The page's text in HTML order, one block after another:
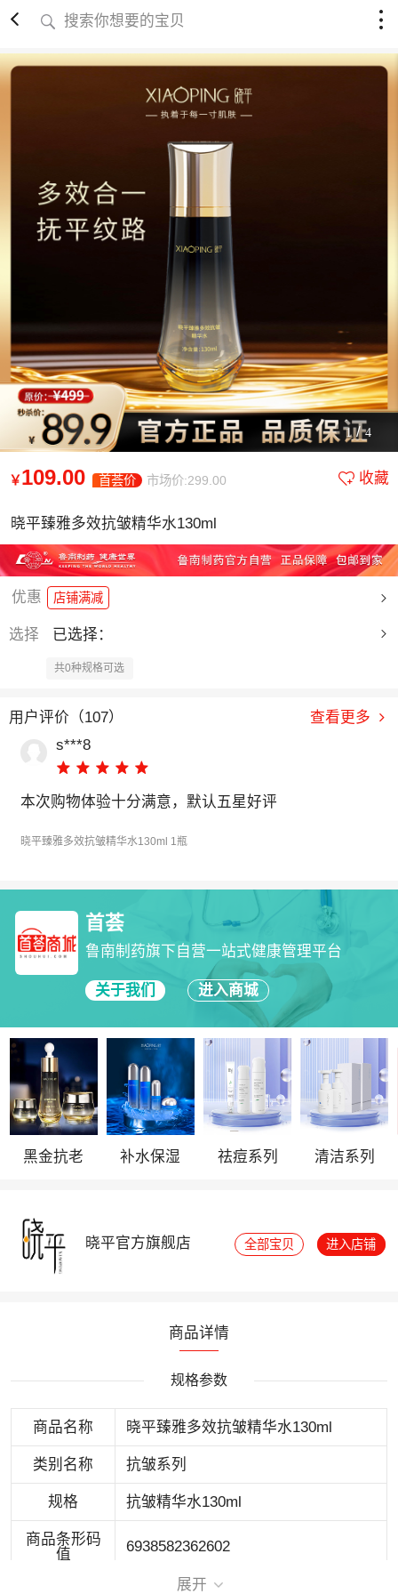
搜索你想要的宝贝
1/4
￥109.00 首荟价 市场价:299.00 收藏
晓平臻雅多效抗皱精华水130ml
优惠 店铺满减
选择 已选择：
共0种规格可选
用户评价（107）
查看更多
s***8
本次购物体验十分满意，默认五星好评
晓平臻雅多效抗皱精华水130ml 1瓶
首荟
鲁南制药旗下自营一站式健康管理平台
关于我们 进入商城
黑金抗老 补水保湿 祛痘系列 清洁系列
晓平官方旗舰店 全部宝贝 进入店铺
商品详情
规格参数
商品名称 晓平臻雅多效抗皱精华水130ml
类别名称 抗皱系列
规格 抗皱精华水130ml
商品条形码
值
6938582362602
展开